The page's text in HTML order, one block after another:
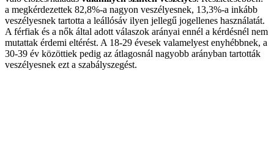
a megkérdezettek 82,8%-a nagyon veszélyesnek, 13,3%-a inkább
veszélyesnek tartotta a leállósáv ilyen jellegű jogellenes használatát.
A férfiak és a nők által adott válaszok arányai ennél a kérdésnél nem
mutattak érdemi eltérést. A 18-29 évesek valamelyest enyhébbnek, a
30-39 év közöttiek pedig az átlagosnál nagyobb arányban tartották
veszélyesnek ezt a szabályszegést.